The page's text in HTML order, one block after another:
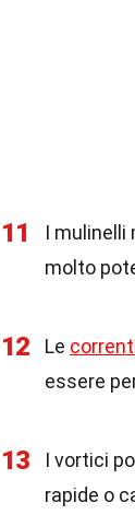
11
I mulinelli
molto
12 Le
essere
13
I vortici
rapide o